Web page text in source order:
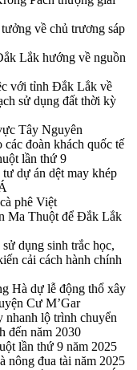
về chủ trương sáp
Lắk hướng về nguồn
với tỉnh Đắk Lắk về
sử dụng đất thời kỳ
Tây Nguyên
đoàn khách quốc tế
lần thứ 9
dự án dệt may khép
phê Việt
Ma Thuột để Đắk Lắk
dụng sinh trắc học,
cải cách hành chính
Hà dự lễ động thổ xây
Cư M’Gar
nhanh lộ trình chuyển
đến năm 2030
lần thứ 9 năm 2025
đua tài năm 2025